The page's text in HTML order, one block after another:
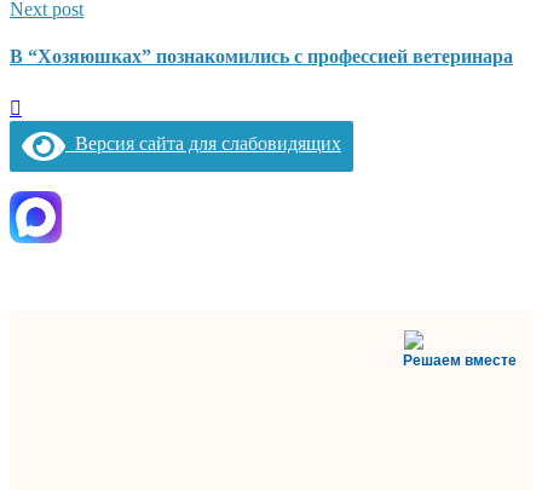
Next post
В “Хозяюшках” познакомились с профессией ветеринара
Версия сайта для слабовидящих
Решаем вместе